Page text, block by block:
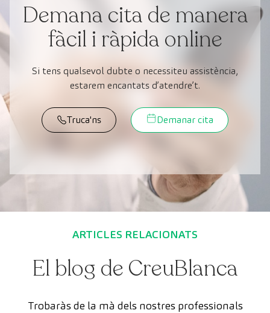
Demana cita de manera
fàcil i ràpida online
Si tens qualsevol dubte o necessiteu assistència,
estarem encantats d’atendre’t.
Truca'ns Demanar cita
ARTICLES RELACIONATS
El blog de CreuBlanca
Trobaràs de la mà dels nostres professionals